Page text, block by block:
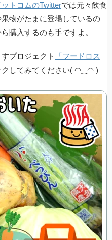
トコムのTwitterでは元々飲食
物がたまに登場しているの
購入するのも手ですよ。
プロジェクト
「フードロス
クしてみてください( ◠‿◠ )